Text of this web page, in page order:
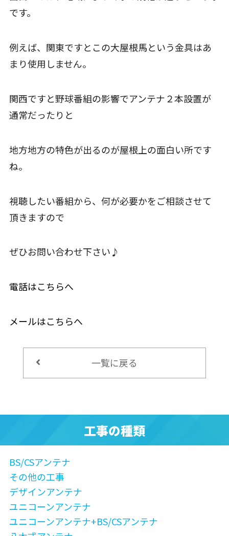
です。
例えば、関東ですとこの大屋根馬という金具はあ
まり使用しません。
関西ですと野球番組の影響でアンテナ２本設置が
通常だったりと
地方地方の特色が出るのが屋根上の面白い所です
ね。
視聴したい番組から、何が必要かをご相談させて
頂きますので
ぜひお問い合わせ下さい♪
電話はこちらへ
メールはこちらへ
一覧に戻る
工事の種類
BS/CSアンテナ
その他の工事
デザインアンテナ
ユニコーンアンテナ
ユニコーンアンテナ+BS/CSアンテナ